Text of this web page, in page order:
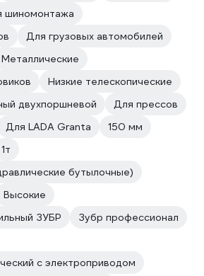
шиномонтажа
Для грузовых автомобилей
Металлические
Низкие телескопические
двухпоршневой
Для прессов
Для LADA Granta
150 мм
1т
бутылочные)
Высокие
ЗУБР
Зубр профессионал
с электроприводом